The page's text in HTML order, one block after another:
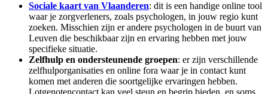
Sociale kaart van Vlaanderen: dit is een handige online tool
waar je zorgverleners, zoals psychologen, in jouw regio kunt
zoeken. Misschien zijn er andere psychologen in de buurt van
Leuven die beschikbaar zijn en ervaring hebben met jouw
specifieke situatie.
Zelfhulp en ondersteunende groepen: er zijn verschillende
zelfhulporganisaties en online fora waar je in contact kunt
komen met anderen die soortgelijke ervaringen hebben.